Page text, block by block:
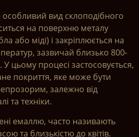
особливий вид склоподібного
на поверхню металу
або міді) і закріплюється на
зазвичай близько 800-
У цьому процесі застосовується,
покриття, яке може бути
залежно від
та техніки.
емаллю, часто називають
та близькістю до квітів.